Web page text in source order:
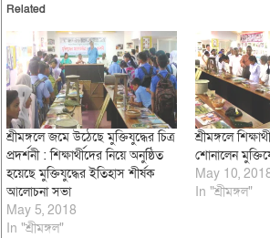
Related
শ্রীমঙ্গলে জমে উঠেছে মুক্তিযুদ্ধের চিত্র
প্রদর্শনী : শিক্ষার্থীদের নিয়ে অনুষ্ঠিত
হয়েছে মুক্তিযুদ্ধের ইতিহাস শীর্ষক
আলোচনা সভা
May 5, 2018
In "শ্রীমঙ্গল"
শ্রীমঙ্গলে
শোনালেন
May 10,
In "শ্রীমঙ্গল"